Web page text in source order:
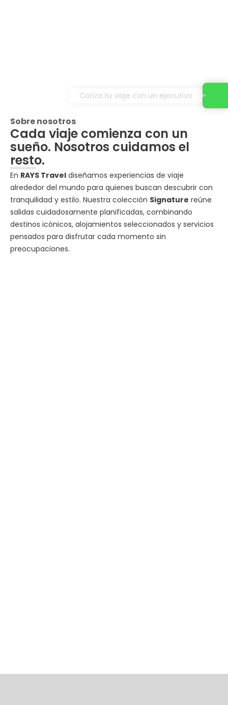
Sobre nosotros
Cada viaje comienza con un
sueño. Nosotros cuidamos el
resto.
En RAYS Travel diseñamos experiencias de viaje
alrededor del mundo para quienes buscan descubrir con
tranquilidad y estilo. Nuestra colección Signature reúne
salidas cuidadosamente planificadas, combinando
destinos icónicos, alojamientos seleccionados y servicios
pensados para disfrutar cada momento sin
preocupaciones.
Cotiza tu viaje con un ejecutivo